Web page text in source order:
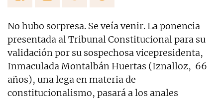
No hubo sorpresa. Se veía venir. La ponencia
presentada al Tribunal Constitucional para su
validación por su sospechosa vicepresidenta,
Inmaculada Montalbán Huertas (Iznalloz, 66
años), una lega en materia de
constitucionalismo, pasará a los anales